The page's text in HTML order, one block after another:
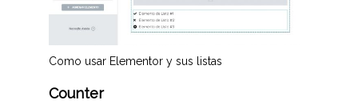
Como usar Elementor y sus listas
Counter